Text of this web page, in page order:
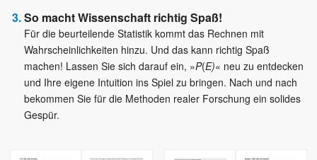
So macht Wissenschaft richtig Spaß!
Für die beurteilende Statistik kommt das Rechnen mit
Wahrscheinlichkeiten hinzu. Und das kann richtig Spaß
machen! Lassen Sie sich darauf ein, »P(E)« neu zu entdecken
und Ihre eigene Intuition ins Spiel zu bringen. Nach und nach
bekommen Sie für die Methoden realer Forschung ein solides
Gespür.